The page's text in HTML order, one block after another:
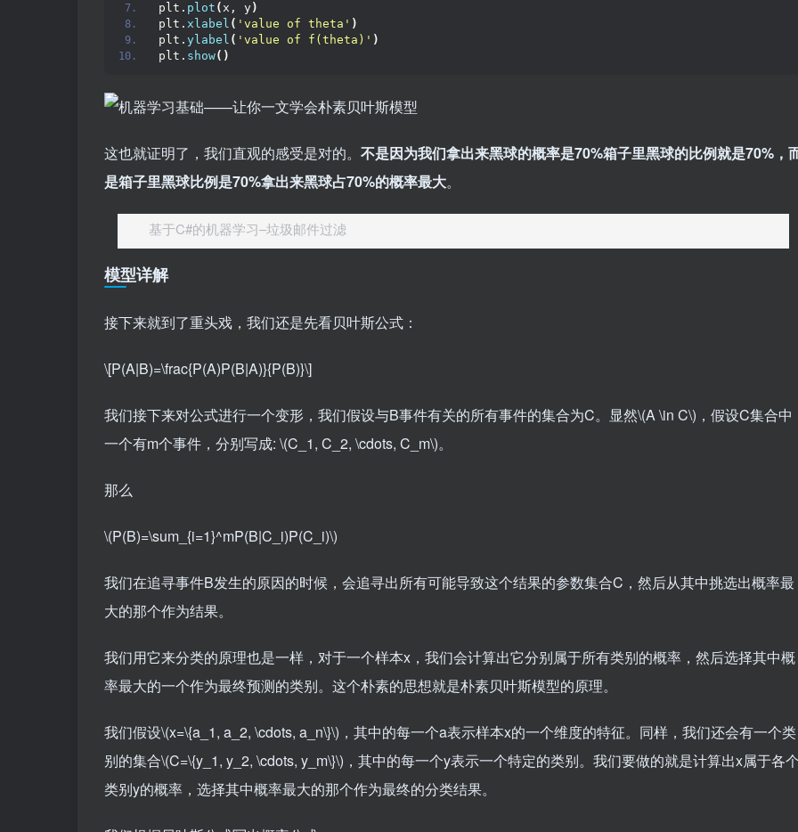
plt. plot (x, y)
plt. xlabel ( 'value of theta' )
plt. ylabel ( 'value of f(theta)' )
plt. show()
这也就证明了，我们直观的感受是对的。 不是因为我们拿出来黑球的概率是70%箱子里黑球的比例就是70%，
是箱子里黑球比例是70%拿出来黑球占70%的概率最大。
基于C#的机器学习–垃圾邮件过滤
模型详解
接下来就到了重头戏，我们还是先看贝叶斯公式：
\[P(A|B)=\frac{P(A)P(B|A)}{P(B)}\]
我们接下来对公式进行一个变形，我们假设与B事件有关的所有事件的集合为C。显然\(A \in C\) ，假设C集合中
一个有m个事件，分别写成: \(C_1, C_2, \cdots, C_m\)。
那么
\(P(B)=\sum_{i=1}^mP(B|C_i)P(C_i)\)
我们在追寻事件B发生的原因的时候，会追寻出所有可能导致这个结果的参数集合C，然后从其中挑选出概率最
大的那个作为结果。
我们用它来分类的原理也是一样，对于一个样本x，我们会计算出它分别属于所有类别的概率，然后选择其中概
率最大的一个作为最终预测的类别。这个朴素的思想就是朴素贝叶斯模型的原理。
我们假设\(x=\{a_1, a_2, \cdots, a_n\}\) ，其中的每一个a表示样本x的一个维度的特征。同样，我们还会有一个类
别的集合\(C=\{y_1, y_2, \cdots, y_m\}\) ，其中的每一个y表示一个特定的类别。我们要做的就是计算出x属于各
类别y的概率，选择其中概率最大的那个作为最终的分类结果。